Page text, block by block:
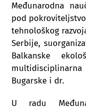
Međunarodna
pod
tehnološkog
Serbije,
Balkanske
multidisciplinarna
Bugarske i dr.
U radu